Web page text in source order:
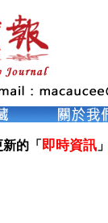
的「 即時資訊